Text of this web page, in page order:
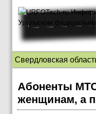
Свердловская
Абоненты
женщинам, а